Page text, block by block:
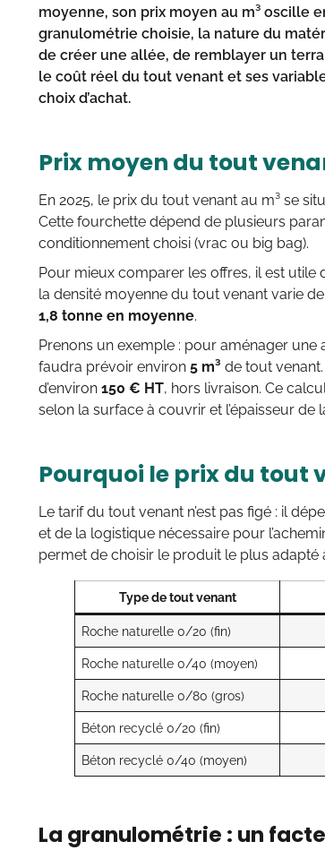
moyenne, son prix moyen au m³ oscille
granulométrie choisie, la nature du
de créer une allée, de remblayer un
le coût réel du tout venant et ses
choix d’achat.
Prix moyen du tout
En 2025, le prix du tout venant au m³ se
Cette fourchette dépend de plusieurs
conditionnement choisi (vrac ou big bag).
Pour mieux comparer les offres, il est
la densité moyenne du tout venant varie de
1,8 tonne en moyenne.
Prenons un exemple : pour aménager une
faudra prévoir environ 5 m³ de tout
d’environ 150 € HT, hors livraison. Ce
selon la surface à couvrir et l’épaisseur de
Pourquoi le prix du tout
Le tarif du tout venant n’est pas figé : il
et de la logistique nécessaire pour
permet de choisir le produit le plus
Type de tout venant
Roche naturelle 0/20 (fin)
Roche naturelle 0/40 (moyen)
Roche naturelle 0/80 (gros)
Béton recyclé 0/20 (fin)
Béton recyclé 0/40 (moyen)
La granulométrie : un